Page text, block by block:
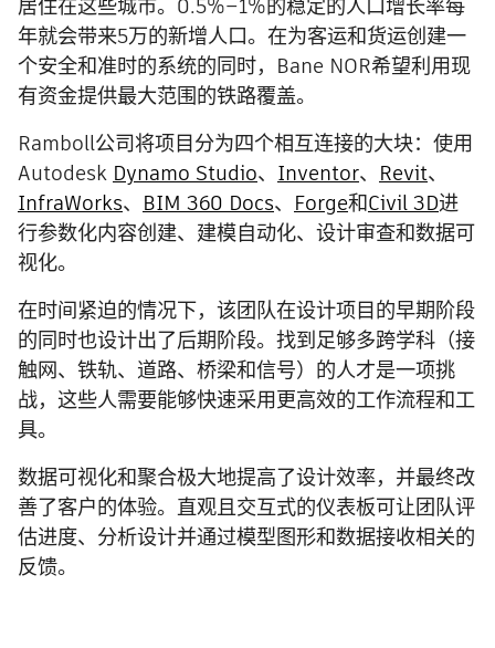
居住在这些城市。0.5%–1%的稳定的人口增长率每
年就会带来5万的新增人口。在为客运和货运创建一
个安全和准时的系统的同时，Bane NOR希望利用现
有资金提供最大范围的铁路覆盖。
Ramboll公司将项目分为四个相互连接的大块：使用
Autodesk Dynamo Studio、 Inventor、 Revit、
InfraWorks、 BIM 360 Docs、 Forge和Civil 3D进
行参数化内容创建、建模自动化、设计审查和数据可
视化。
在时间紧迫的情况下，该团队在设计项目的早期阶段
的同时也设计出了后期阶段。找到足够多跨学科（接
触网、铁轨、道路、桥梁和信号）的人才是一项挑
战，这些人需要能够快速采用更高效的工作流程和工
具。
数据可视化和聚合极大地提高了设计效率，并最终改
善了客户的体验。直观且交互式的仪表板可让团队评
估进度、分析设计并通过模型图形和数据接收相关的
反馈。